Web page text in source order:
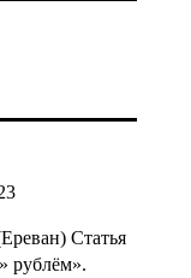
Статья
рублём».